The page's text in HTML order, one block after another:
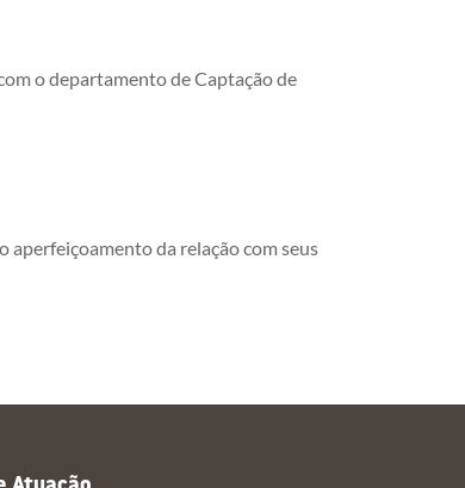
o departamento de Captação de
aperfeiçoamento da relação com seus